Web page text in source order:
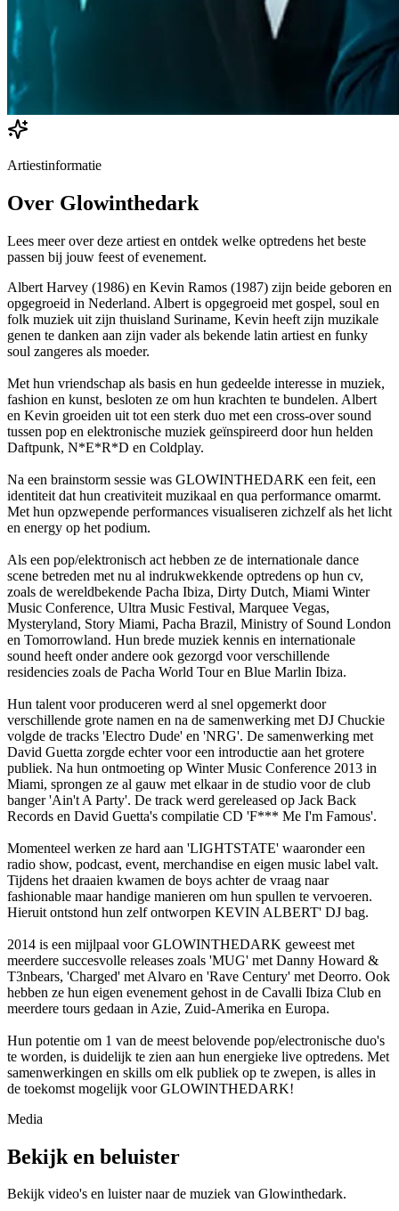
Artiestinformatie
Over Glowinthedark
Lees meer over deze artiest en ontdek welke optredens het beste
passen bij jouw feest of evenement.
Albert Harvey (1986) en Kevin Ramos (1987) zijn beide geboren en
opgegroeid in Nederland. Albert is opgegroeid met gospel, soul en
folk muziek uit zijn thuisland Suriname, Kevin heeft zijn muzikale
genen te danken aan zijn vader als bekende latin artiest en funky
soul zangeres als moeder.
Met hun vriendschap als basis en hun gedeelde interesse in muziek,
fashion en kunst, besloten ze om hun krachten te bundelen. Albert
en Kevin groeiden uit tot een sterk duo met een cross-over sound
tussen pop en elektronische muziek geïnspireerd door hun helden
Daftpunk, N*E*R*D en Coldplay.
Na een brainstorm sessie was GLOWINTHEDARK een feit, een
identiteit dat hun creativiteit muzikaal en qua performance omarmt.
Met hun opzwepende performances visualiseren zichzelf als het licht
en energy op het podium.
Als een pop/elektronisch act hebben ze de internationale dance
scene betreden met nu al indrukwekkende optredens op hun cv,
zoals de wereldbekende Pacha Ibiza, Dirty Dutch, Miami Winter
Music Conference, Ultra Music Festival, Marquee Vegas,
Mysteryland, Story Miami, Pacha Brazil, Ministry of Sound London
en Tomorrowland. Hun brede muziek kennis en internationale
sound heeft onder andere ook gezorgd voor verschillende
residencies zoals de Pacha World Tour en Blue Marlin Ibiza.
Hun talent voor produceren werd al snel opgemerkt door
verschillende grote namen en na de samenwerking met DJ Chuckie
volgde de tracks 'Electro Dude' en 'NRG'. De samenwerking met
David Guetta zorgde echter voor een introductie aan het grotere
publiek. Na hun ontmoeting op Winter Music Conference 2013 in
Miami, sprongen ze al gauw met elkaar in de studio voor de club
banger 'Ain't A Party'. De track werd gereleased op Jack Back
Records en David Guetta's compilatie CD 'F*** Me I'm Famous'.
Momenteel werken ze hard aan 'LIGHTSTATE' waaronder een
radio show, podcast, event, merchandise en eigen music label valt.
Tijdens het draaien kwamen de boys achter de vraag naar
fashionable maar handige manieren om hun spullen te vervoeren.
Hieruit ontstond hun zelf ontworpen KEVIN ALBERT' DJ bag.
2014 is een mijlpaal voor GLOWINTHEDARK geweest met
meerdere succesvolle releases zoals 'MUG' met Danny Howard &
T3nbears, 'Charged' met Alvaro en 'Rave Century' met Deorro. Ook
hebben ze hun eigen evenement gehost in de Cavalli Ibiza Club en
meerdere tours gedaan in Azie, Zuid-Amerika en Europa.
Hun potentie om 1 van de meest belovende pop/electronische duo's
te worden, is duidelijk te zien aan hun energieke live optredens. Met
samenwerkingen en skills om elk publiek op te zwepen, is alles in
de toekomst mogelijk voor GLOWINTHEDARK!
Media
Bekijk en beluister
Bekijk video's en luister naar de muziek van Glowinthedark.